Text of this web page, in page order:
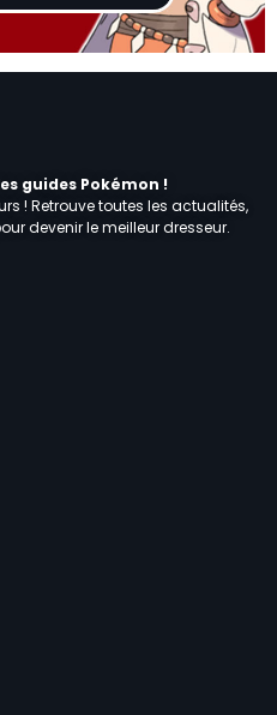
guides Pokémon !
! Retrouve toutes les actualités,
devenir le meilleur dresseur.